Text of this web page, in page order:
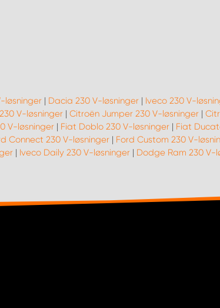
løsninger| Dacia 230 V-løsninger| Iveco 230 V-
V-løsninger| Citroën Jumper 230 V-løsninger|
V-løsninger| Fiat Doblo 230 V-løsninger| Fiat
Connect 230 V-løsninger | Ford Custom 230 V-
| Iveco Daily 230 V-løsninger| Dodge Ram 230 V-